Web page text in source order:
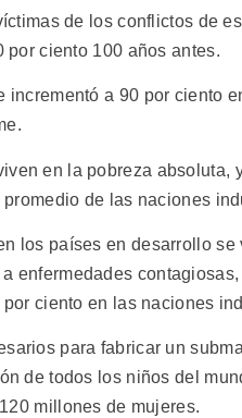
de los conflictos de
por ciento 100 años antes.
incrementó a 90 por ciento
en la pobreza absoluta,
de las naciones
los países en desarrollo
enfermedades
ciento en las naciones
para fabricar un
de todos los niños del
millones de mujeres.